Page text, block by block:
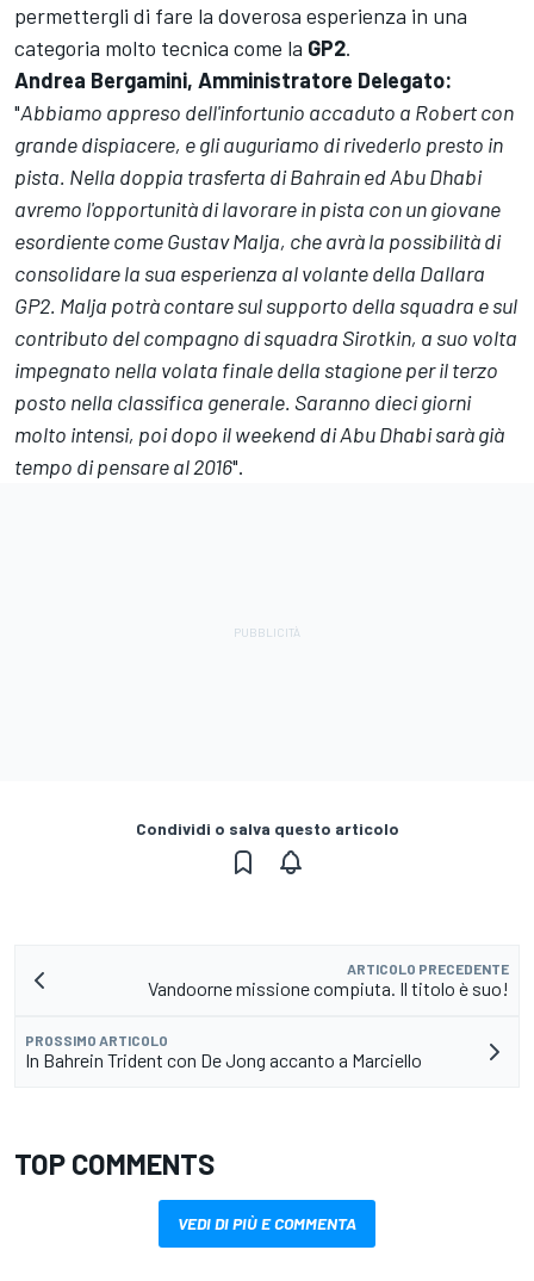
permettergli di fare la doverosa esperienza in una
categoria molto tecnica come la GP2.
Andrea Bergamini, Amministratore Delegato:
"Abbiamo appreso dell'infortunio accaduto a Robert con
grande dispiacere, e gli auguriamo di rivederlo presto in
pista. Nella doppia trasferta di Bahrain ed Abu Dhabi
avremo l'opportunità di lavorare in pista con un giovane
esordiente come Gustav Malja, che avrà la possibilità di
consolidare la sua esperienza al volante della Dallara
GP2. Malja potrà contare sul supporto della squadra e sul
contributo del compagno di squadra Sirotkin, a suo volta
impegnato nella volata finale della stagione per il terzo
posto nella classifica generale. Saranno dieci giorni
molto intensi, poi dopo il weekend di Abu Dhabi sarà già
tempo di pensare al 2016".
Condividi o salva questo articolo
ARTICOLO PRECEDENTE
Vandoorne missione compiuta. Il titolo è suo!
PROSSIMO ARTICOLO
In Bahrein Trident con De Jong accanto a Marciello
TOP COMMENTS
VEDI DI PIÙ E COMMENTA